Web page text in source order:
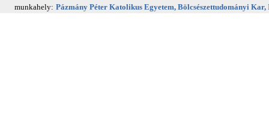
munkahely: Pázmány Péter Katolikus Egyetem, Bölcsészettudományi